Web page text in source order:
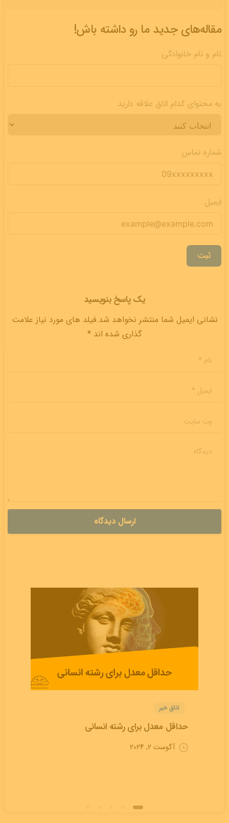
مقاله‌های جدید ما رو داشته باش!
نام و نام خانوادگی
به محتوای کدام اتاق علاقه دارید
شماره تماس
ایمیل
ثبت
یک پاسخ بنویسید
نشانی ایمیل شما منتشر نخواهد شد.فیلد های مورد نیاز علامت
گذاری شده اند *
نام*
ایمیل *
وب سایت
دیدگاه
اتاق خبر
حداقل معدل برای رشته انسانی
آگوست 2, 2024